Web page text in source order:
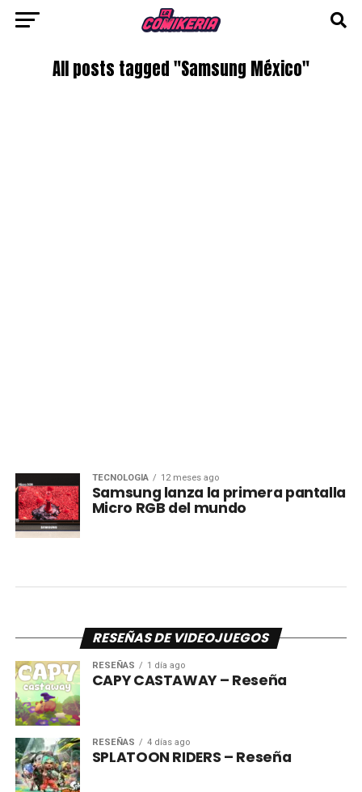
All posts tagged "Samsung México"
TECNOLOGÍA 12 meses ago
Samsung lanza la primera pantalla
Micro RGB del mundo
RESEÑAS DE VIDEOJUEGOS
RESEÑAS 1 día ago
CAPY CASTAWAY – Reseña
RESEÑAS 4 días ago
SPLATOON RIDERS – Reseña